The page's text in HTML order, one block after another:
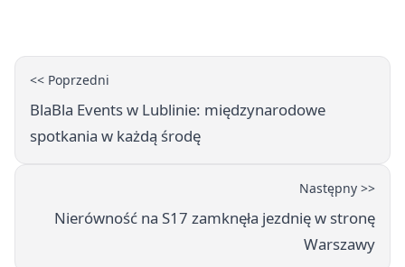
<< Poprzedni
BlaBla Events w Lublinie: międzynarodowe
spotkania w każdą środę
Następny >>
Nierówność na S17 zamknęła jezdnię w stronę
Warszawy